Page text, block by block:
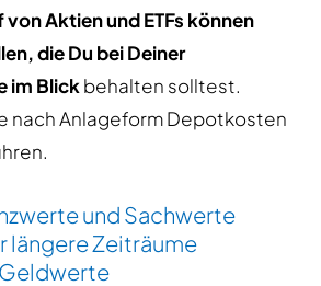
Aktien und ETFs können
die Du bei Deiner
im Blickbehalten solltest.
nach Anlageform Depotkosten
und Sachwerte
längere Zeiträume